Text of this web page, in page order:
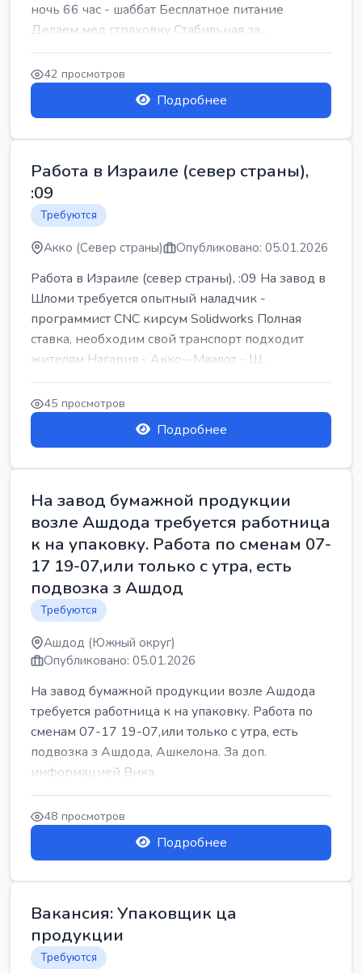
ночь 66 час - шаббат Бесплатное питание
Делаем мед страховку Стабильная за...
42 просмотров
Подробнее
Работа в Израиле (север страны),
:09
Требуются
Акко (Север страны) Опубликовано: 05.01.2026
Работа в Израиле (север страны), :09 На завод в
Шломи требуется опытный наладчик -
программист CNC кирсум Solidworks Полная
ставка, необходим свой транспорт подходит
жителям Нагария - Акко--Маалот - Ш...
45 просмотров
Подробнее
На завод бумажной продукции
возле Ашдода требуется работница
к на упаковку. Работа по сменам 07-
17 19-07,или только с утра, есть
подвозка з Ашдод
Требуются
Ашдод (Южный округ)
Опубликовано: 05.01.2026
На завод бумажной продукции возле Ашдода
требуется работница к на упаковку. Работа по
сменам 07-17 19-07,или только с утра, есть
подвозка з Ашдода, Ашкелона. За доп.
информацией Вика
48 просмотров
Подробнее
Вакансия: Упаковщик ца
продукции
Требуются